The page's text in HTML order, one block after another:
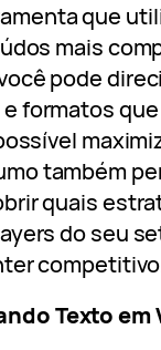
que
mais
pode
formatos
também
quais
do seu
Texto em